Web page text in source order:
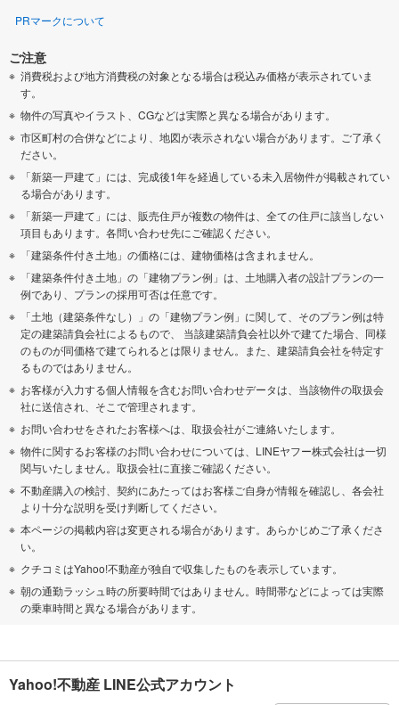
PRマークについて
ご注意
消費税および地方消費税の対象となる場合は税込み価格が表示されていま
す。
物件の写真やイラスト、CGなどは実際と異なる場合があります。
市区町村の合併などにより、地図が表示されない場合があります。ご了承く
ださい。
「新築一戸建て」には、完成後1年を経過している未入居物件が掲載されてい
る場合があります。
「新築一戸建て」には、販売住戸が複数の物件は、全ての住戸に該当しない
項目もあります。各問い合わせ先にご確認ください。
「建築条件付き土地」の価格には、建物価格は含まれません。
「建築条件付き土地」の「建物プラン例」は、土地購入者の設計プランの一
例であり、プランの採用可否は任意です。
「土地（建築条件なし）」の「建物プラン例」に関して、そのプラン例は特
定の建築請負会社によるもので、 当該建築請負会社以外で建てた場合、同様
のものが同価格で建てられるとは限りません。また、建築請負会社を特定す
るものではありません。
お客様が入力する個人情報を含むお問い合わせデータは、当該物件の取扱会
社に送信され、そこで管理されます。
お問い合わせをされたお客様へは、取扱会社がご連絡いたします。
物件に関するお客様のお問い合わせについては、LINEヤフー株式会社は一切
関与いたしません。取扱会社に直接ご確認ください。
不動産購入の検討、契約にあたってはお客様ご自身が情報を確認し、各会社
より十分な説明を受け判断してください。
本ページの掲載内容は変更される場合があります。あらかじめご了承くださ
い。
クチコミはYahoo!不動産が独自で収集したものを表示しています。
朝の通勤ラッシュ時の所要時間ではありません。時間帯などによっては実際
の乗車時間と異なる場合があります。
Yahoo!不動産 LINE公式アカウント